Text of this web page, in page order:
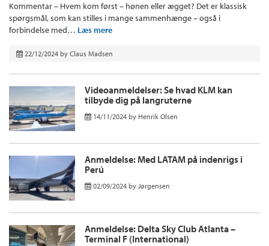
Kommentar – Hvem kom først – hønen eller ægget? Det er klassisk
spørgsmål, som kan stilles i mange sammenhænge – også i
forbindelse med… Læs mere
22/12/2024 by Claus Madsen
Videoanmeldelser: Se hvad KLM kan
tilbyde dig på langruterne
14/11/2024 by Henrik Olsen
Anmeldelse: Med LATAM på indenrigs i
Perú
02/09/2024 by Jørgensen
Anmeldelse: Delta Sky Club Atlanta –
Terminal F (International)